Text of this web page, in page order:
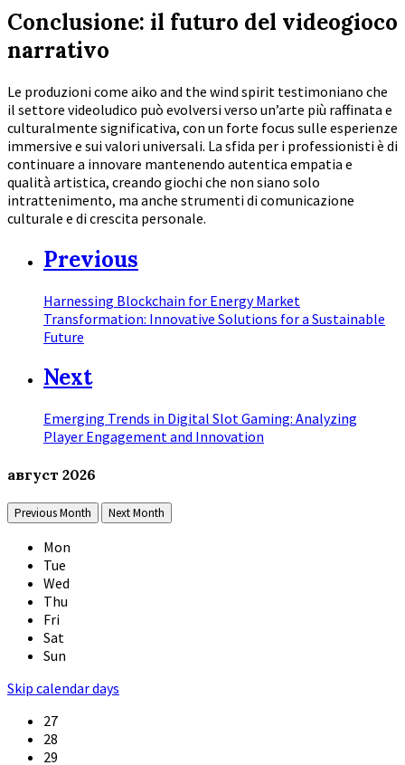
Conclusione: il futuro del videogioco
narrativo
Le produzioni come aiko and the wind spirit testimoniano che
il settore videoludico può evolversi verso un’arte più raffinata e
culturalmente significativa, con un forte focus sulle esperienze
immersive e sui valori universali. La sfida per i professionisti è di
continuare a innovare mantenendo autentica empatia e
qualità artistica, creando giochi che non siano solo
intrattenimento, ma anche strumenti di comunicazione
culturale e di crescita personale.
Previous
Harnessing Blockchain for Energy Market
Transformation: Innovative Solutions for a Sustainable
Future
Next
Emerging Trends in Digital Slot Gaming: Analyzing
Player Engagement and Innovation
август 2026
Previous Month Next Month
Mon
Tue
Wed
Thu
Fri
Sat
Sun
Skip calendar days
27
28
29